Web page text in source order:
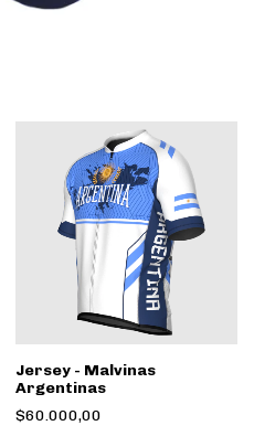
Jersey - Malvinas
Argentinas
$60.000,00